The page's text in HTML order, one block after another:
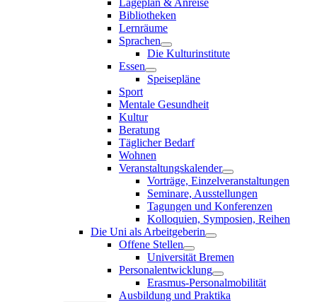
Bibliotheken
Lernräume
Sprachen
Die Kulturinstitute
Essen
Speisepläne
Sport
Mentale Gesundheit
Kultur
Beratung
Täglicher Bedarf
Wohnen
Veranstaltungskalender
Vorträge, Einzelveranstaltungen
Seminare, Ausstellungen
Tagungen und Konferenzen
Kolloquien, Symposien, Reihen
Die Uni als Arbeitgeberin
Offene Stellen
Universität Bremen
Personalentwicklung
Erasmus-Personalmobilität
Ausbildung und Praktika